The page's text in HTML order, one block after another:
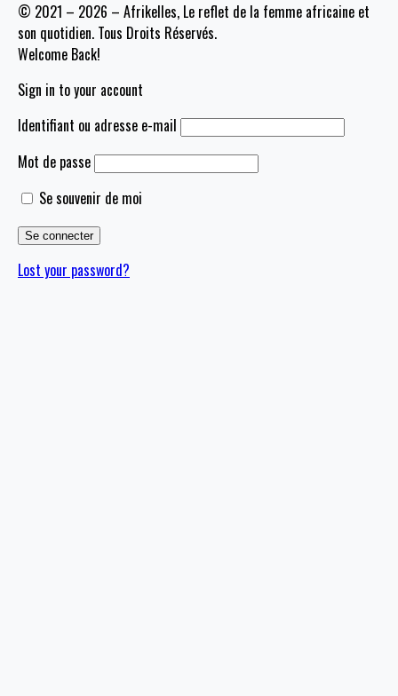
© 2021 – 2026 – Afrikelles, Le reflet de la femme africaine et
son quotidien. Tous Droits Réservés.
Welcome Back!
Sign in to your account
Identifiant ou adresse e-mail
Mot de passe
Se souvenir de moi
Lost your password?